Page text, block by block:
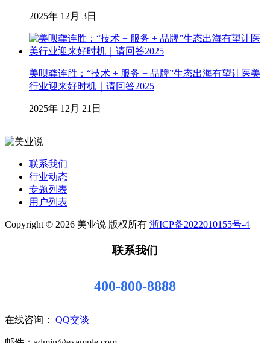
2025年 12月 3日
美呗龚连胜：“技术 + 服务 + 品牌”生态出海有望让医美
行业迎来好时机｜请回答2025
2025年 12月 21日
联系我们
行业动态
专题列表
用户列表
Copyright © 2026 美业说 版权所有 浙ICP备2022010155号-4
联系我们
400-800-8888
在线咨询： QQ交谈